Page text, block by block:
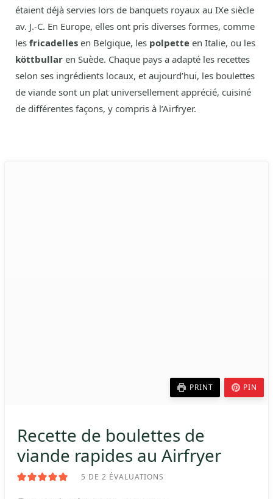
étaient déjà servies lors de banquets royaux au IXe siècle
av. J.-C. En Europe, elles ont pris diverses formes, comme
les fricadelles en Belgique, les polpette en Italie, ou les
köttbullar en Suède. Chaque pays a adapté les recettes
selon ses ingrédients locaux, et aujourd’hui, les boulettes
de viande sont un plat universellement apprécié, cuisiné
de différentes façons, y compris à l’Airfryer.
PRINT PIN
Recette de boulettes de
viande rapides au Airfryer
5 DE 2 ÉVALUATIONS